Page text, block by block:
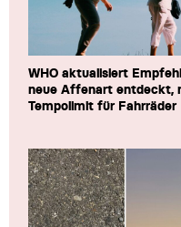
WHO aktualisiert
neue Affenart entdeckt,
Tempolimit für Fahrräder